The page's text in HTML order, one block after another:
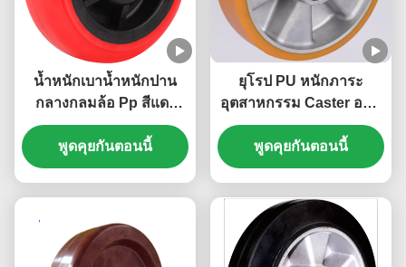
น้ำหนักเบาน้ำหนักปาน
กลางกลมล้อ Pp สีแดง
ลูกล้ออุตสาหกรรมหนัก
Pp Core Wheel คุ้มค่า
พูดคุยกันตอนนี้
ยุโรป PU หนักภาระ
อุตสาหกรรม Caster อลูมิ
เนียม ล้อหลัก ความจุสูง
1100kg
พูดคุยกันตอนนี้